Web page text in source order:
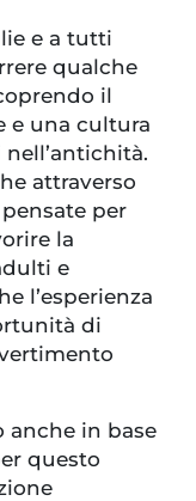
e a tutti
qualche
il
e una cultura
attraverso
per
la
e
l’esperienza
di
anche in base
questo